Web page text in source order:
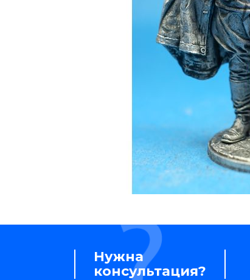
Нужна
консультация?